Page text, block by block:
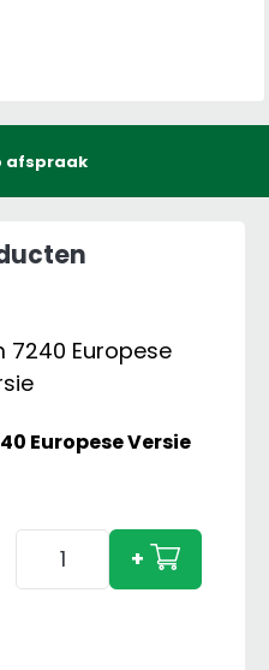
afspraak
Europese Versie
Case
+